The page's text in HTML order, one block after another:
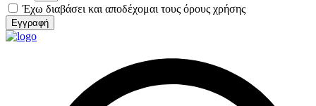
Έχω διαβάσει και αποδέχομαι τους όρους χρήσης
Εγγραφή